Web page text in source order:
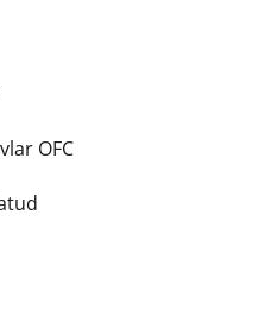
OFC